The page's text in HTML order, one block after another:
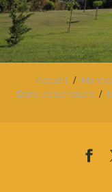
Accueil
Mont
Dans les alentours